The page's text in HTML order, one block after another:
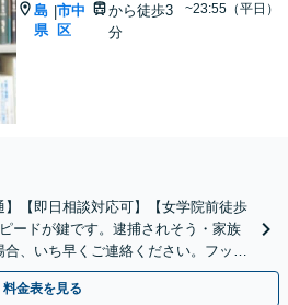
島
県
|市中
区
から徒歩3
分
~23:55（平日）
】【即日相談対応可】【女学院前徒歩
ードが鍵です。逮捕されそう・家族
、いち早くご連絡ください。フット
ます。
料金表を見る